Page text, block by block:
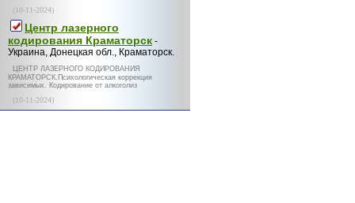
(10-11-2024)
Центр лазерного
кодирования Краматорск -
Украина, Донецкая обл., Краматорск.
ЦЕНТР ЛАЗЕРНОГО КОДИРОВАНИЯ
КРАМАТОРСК.Психологическая коррекция
зависимых. Кодирование от алкоголиз
(10-11-2024)